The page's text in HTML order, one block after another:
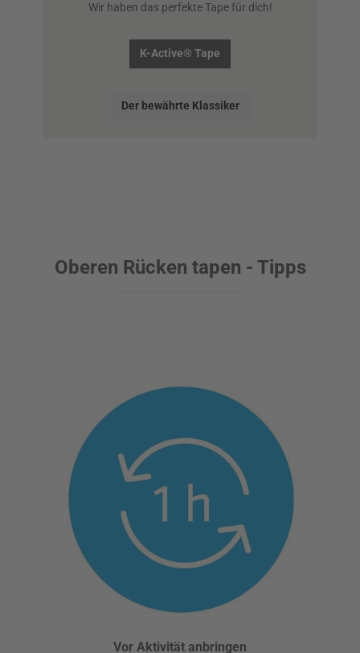
Wir haben das perfekte Tape für dich!
K-Active® Tape
Der bewährte Klassiker
Oberen Rücken tapen - Tipps
Vor Aktivität anbringen